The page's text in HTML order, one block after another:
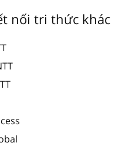
nối tri thức khác